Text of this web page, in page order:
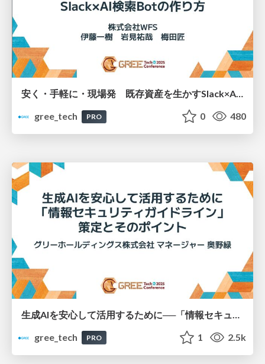
安く・手軽に・現場発 既存資産を生かすSlack×AI検索Botの作り方
gree_tech
PRO 0 480
gree_tech
PRO 1 2.5k